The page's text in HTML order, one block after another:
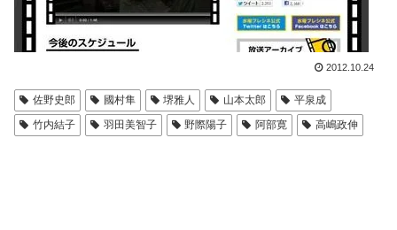
2012.10.24
佐野史郎 國村隼 堺雅人 山本太郎
平泉成
竹内結子
羽田美智子 野際陽子 阿部寛 高嶋政伸